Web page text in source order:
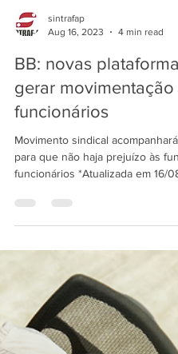
sintrafap
Aug 16, 2023
BB: novas
funcionários
Movimento sindical
para que não haja prejuízo às